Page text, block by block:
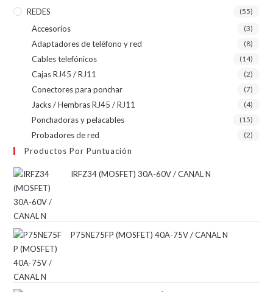
REDES (55)
Accesorios (3)
Adaptadores de teléfono y red (8)
Cables telefónicos (14)
Cajas RJ45 / RJ11 (2)
Conectores para ponchar (7)
Jacks / Hembras RJ45 / RJ11 (4)
Ponchadoras y pelacables (15)
Probadores de red (2)
Productos Por Puntuación
IRFZ34 (MOSFET) 30A-60V / CANAL N
P75NE75FP (MOSFET) 40A-75V / CANAL N